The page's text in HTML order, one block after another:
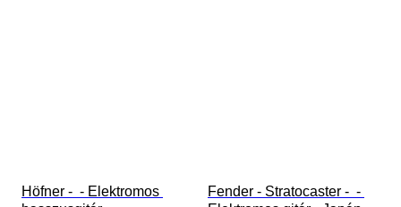
Höfner -  - Elektromos
Fender - Stratocaster -  -